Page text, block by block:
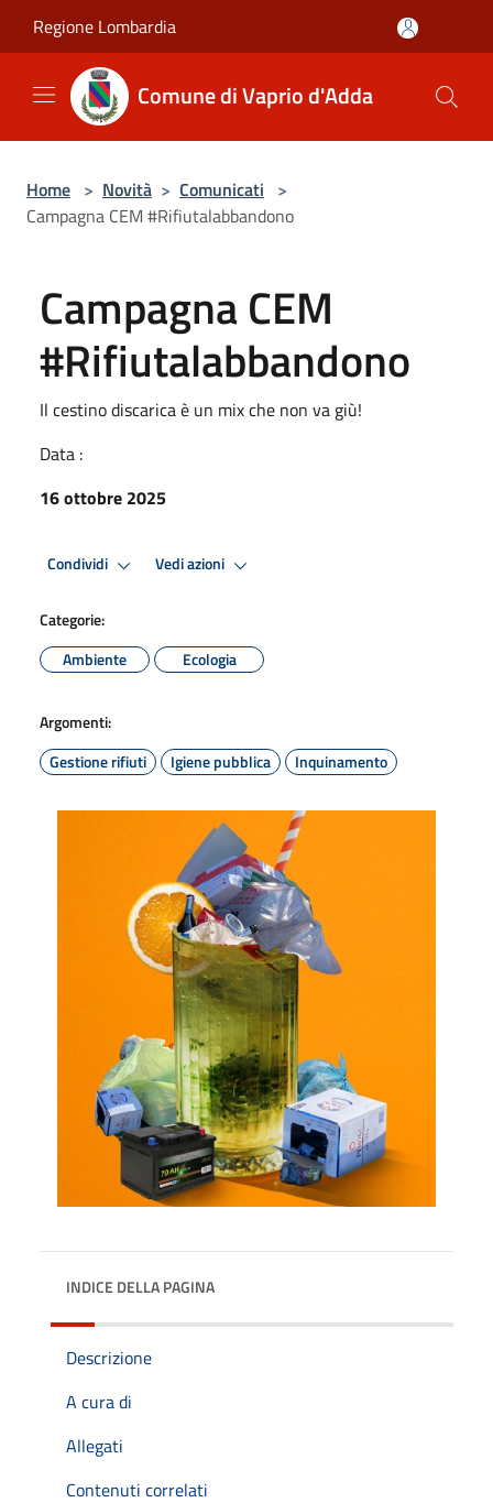
Regione Lombardia
Comune di Vaprio d'Adda
Home > Novità > Comunicati >
Campagna CEM #Rifiutalabbandono
Campagna CEM
#Rifiutalabbandono
Il cestino discarica è un mix che non va giù!
Data :
16 ottobre 2025
Condividi Vedi azioni
Categorie:
Ambiente
Ecologia
Argomenti:
Gestione rifiuti
Igiene pubblica Inquinamento
INDICE DELLA PAGINA
Descrizione
A cura di
Allegati
Contenuti correlati